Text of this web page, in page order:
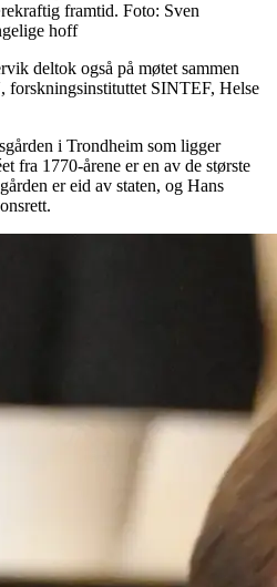
framtid. Foto: Sven
hoff
deltok også på møtet sammen
forskningsinstituttet SINTEF, Helse
i Trondheim som ligger
fra 1770-årene er en av de største
er eid av staten, og Hans